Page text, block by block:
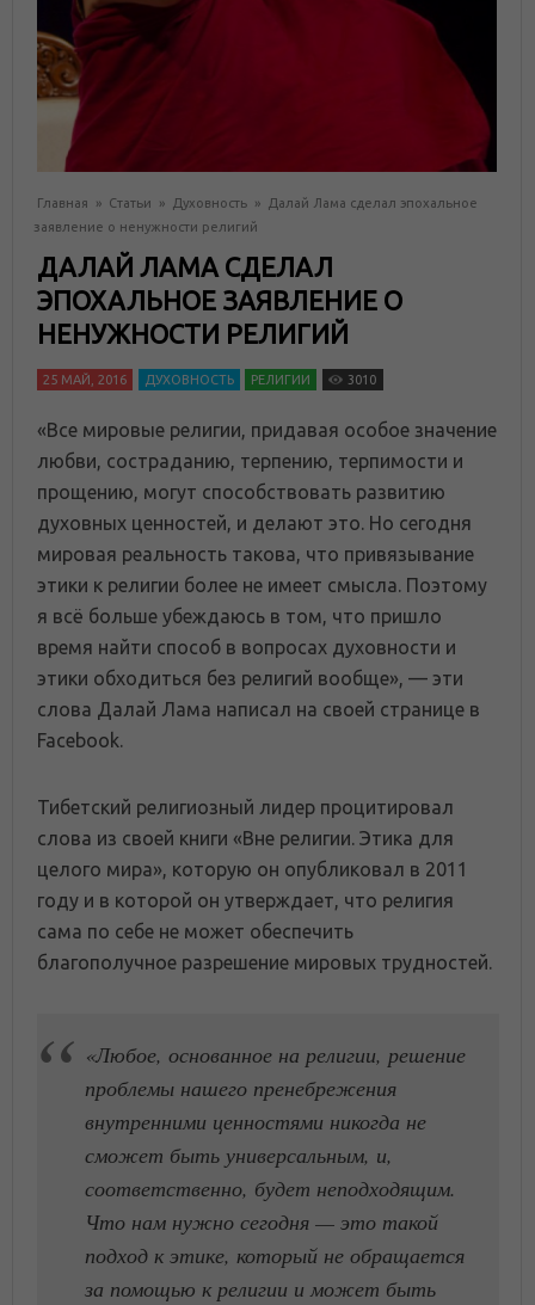
Главная » Статьи » Духовность »
Далай Лама сделал эпохальное
заявление о ненужности религий
ДАЛАЙ ЛАМА СДЕЛАЛ
ЭПОХАЛЬНОЕ ЗАЯВЛЕНИЕ О
НЕНУЖНОСТИ РЕЛИГИЙ
25 МАЙ, 2016 ДУХОВНОСТЬ РЕЛИГИИ 3010
«Все мировые религии, придавая особое значение
любви, состраданию, терпению, терпимости и
прощению, могут способствовать развитию
духовных ценностей, и делают это. Но сегодня
мировая реальность такова, что привязывание
этики к религии более не имеет смысла. Поэтому
я всё больше убеждаюсь в том, что пришло
время найти способ в вопросах духовности и
этики обходиться без религий вообще», — эти
слова Далай Лама написал на своей странице в
Facebook.
Тибетский религиозный лидер процитировал
слова из своей книги «Вне религии. Этика для
целого мира», которую он опубликовал в 2011
году и в которой он утверждает, что религия
сама по себе не может обеспечить
благополучное разрешение мировых трудностей.
«Любое, основанное на религии, решение
проблемы нашего пренебрежения
внутренними ценностями никогда не
сможет быть универсальным, и,
соответственно, будет неподходящим.
Что нам нужно сегодня — это такой
подход к этике, который не обращается
за помощью к религии и может быть